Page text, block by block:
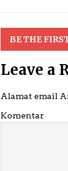
BE THE
Leave a
Alamat email
Komentar